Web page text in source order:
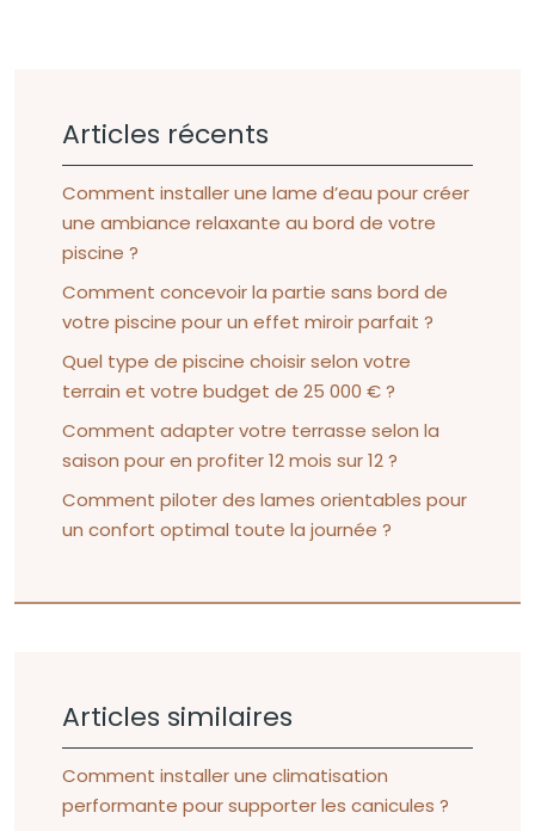
Articles récents
Comment installer une lame d’eau pour créer
une ambiance relaxante au bord de votre
piscine ?
Comment concevoir la partie sans bord de
votre piscine pour un effet miroir parfait ?
Quel type de piscine choisir selon votre
terrain et votre budget de 25 000 € ?
Comment adapter votre terrasse selon la
saison pour en profiter 12 mois sur 12 ?
Comment piloter des lames orientables pour
un confort optimal toute la journée ?
Articles similaires
Comment installer une climatisation
performante pour supporter les canicules ?